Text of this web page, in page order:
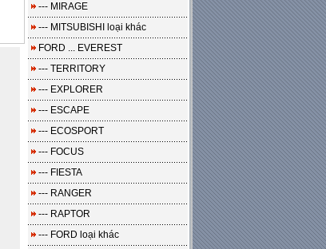
--- MIRAGE
--- MITSUBISHI loại khác
FORD ... EVEREST
--- TERRITORY
--- EXPLORER
--- ESCAPE
--- ECOSPORT
--- FOCUS
--- FIESTA
--- RANGER
--- RAPTOR
--- FORD loại khác